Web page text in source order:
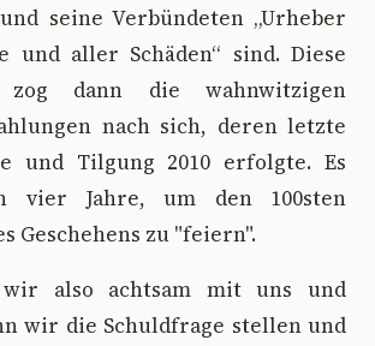
seine Verbündeten „Urheber
und aller Schäden“ sind. Diese
zog dann die wahnwitzigen
nach sich, deren letzte
und Tilgung 2010 erfolgte. Es
vier Jahre, um den 100sten
Geschehens zu "feiern".
wir also achtsam mit uns und
wir die Schuldfrage stellen und